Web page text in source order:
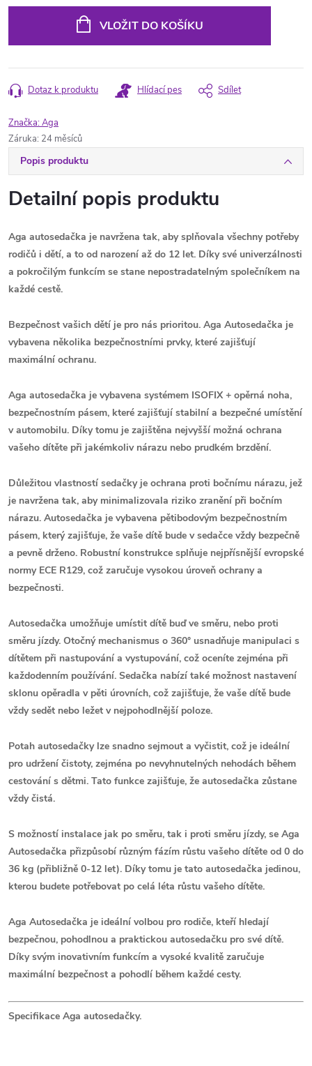
VLOŽIT DO KOŠÍKU
Dotaz k produktu Hlídací pes Sdílet
Značka:Aga
Záruka: 24 měsíců
Popis produktu
Detailní popis produktu
Aga autosedačka je navržena tak, aby splňovala všechny potřeby
rodičů i dětí, a to od narození až do 12 let. Díky své univerzálnosti
a pokročilým funkcím se stane nepostradatelným společníkem na
každé cestě.
Bezpečnost vašich dětí je pro nás prioritou. Aga Autosedačka je
vybavena několika bezpečnostními prvky, které zajišťují
maximální ochranu.
Aga autosedačka je vybavena systémem ISOFIX + opěrná noha,
bezpečnostním pásem, které zajišťují stabilní a bezpečné umístění
v automobilu. Díky tomu je zajištěna nejvyšší možná ochrana
vašeho dítěte při jakémkoliv nárazu nebo prudkém brzdění.
Důležitou vlastností sedačky je ochrana proti bočnímu nárazu, jež
je navržena tak, aby minimalizovala riziko zranění při bočním
nárazu. Autosedačka je vybavena pětibodovým bezpečnostním
pásem, který zajišťuje, že vaše dítě bude v sedačce vždy bezpečně
a pevně drženo. Robustní konstrukce splňuje nejpřísnější evropské
normy ECE R129, což zaručuje vysokou úroveň ochrany a
bezpečnosti.
Autosedačka umožňuje umístit dítě buď ve směru, nebo proti
směru jízdy. Otočný mechanismus o 360° usnadňuje manipulaci s
dítětem při nastupování a vystupování, což oceníte zejména při
každodenním používání. Sedačka nabízí také možnost nastavení
sklonu opěradla v pěti úrovních, což zajišťuje, že vaše dítě bude
vždy sedět nebo ležet v nejpohodlnější poloze.
Potah autosedačky lze snadno sejmout a vyčistit, což je ideální
pro udržení čistoty, zejména po nevyhnutelných nehodách během
cestování s dětmi. Tato funkce zajišťuje, že autosedačka zůstane
vždy čistá.
S možností instalace jak po směru, tak i proti směru jízdy, se Aga
Autosedačka přizpůsobí různým fázím růstu vašeho dítěte od 0 do
36 kg (přibližně 0-12 let). Díky tomu je tato autosedačka jedinou,
kterou budete potřebovat po celá léta růstu vašeho dítěte.
Aga Autosedačka je ideální volbou pro rodiče, kteří hledají
bezpečnou, pohodlnou a praktickou autosedačku pro své dítě.
Díky svým inovativním funkcím a vysoké kvalitě zaručuje
maximální bezpečnost a pohodlí během každé cesty.
Specifikace Aga autosedačky.